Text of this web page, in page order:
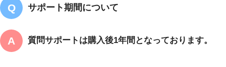
サポート期間について
質問サポートは購入後1年間となっております。